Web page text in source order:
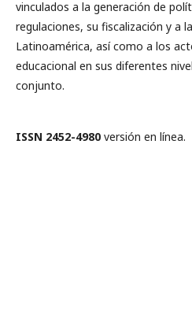
vinculados a la generación de
regulaciones, su fiscalización y a
Latinoamérica, así como a los
educacional en sus diferentes
conjunto.
ISSN 2452-4980 versión en línea.